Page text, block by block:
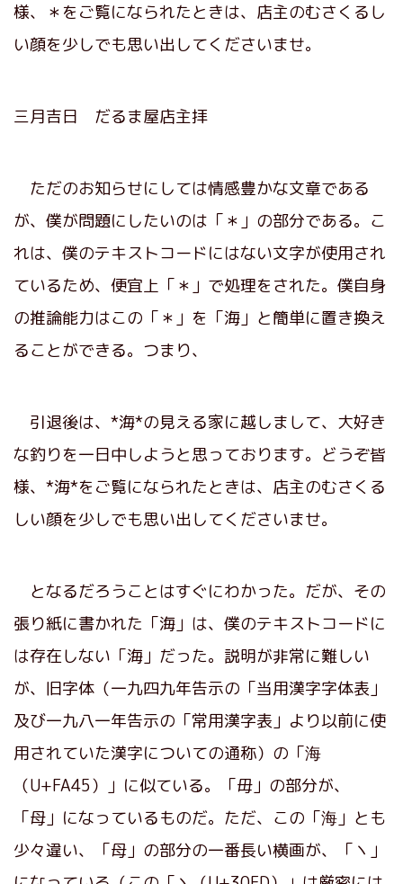
様、＊をご覧になられたときは、店主のむさくるし
い顔を少しでも思い出してくださいませ。
三月吉日 だるま屋店主拝
ただのお知らせにしては情感豊かな文章である
が、僕が問題にしたいのは「＊」の部分である。こ
れは、僕のテキストコードにはない文字が使用され
ているため、便宜上「＊」で処理をされた。僕自身
の推論能力はこの「＊」を「海」と簡単に置き換え
ることができる。つまり、
引退後は、*海*の見える家に越しまして、大好き
な釣りを一日中しようと思っております。どうぞ皆
様、*海*をご覧になられたときは、店主のむさくる
しい顔を少しでも思い出してくださいませ。
となるだろうことはすぐにわかった。だが、その
張り紙に書かれた「海」は、僕のテキストコードに
は存在しない「海」だった。説明が非常に難しい
が、旧字体（一九四九年告示の「当用漢字字体表」
及び一九八一年告示の「常用漢字表」より以前に使
用されていた漢字についての通称）の「海
（U+FA45）」に似ている。「毋」の部分が、
「母」になっているものだ。ただ、この「海」とも
少々違い、「母」の部分の一番長い横画が、「ヽ」